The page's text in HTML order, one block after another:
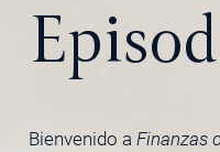
Bienvenido a Finanzas